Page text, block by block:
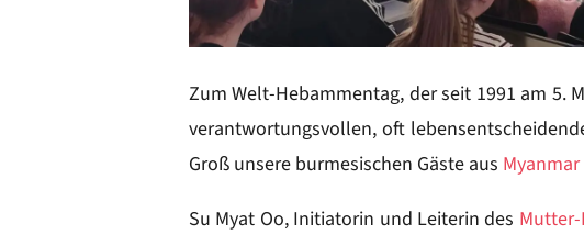
Zum Welt-Hebammentag, der seit 1991 am 5.
verantwortungsvollen, oft
Groß unsere burmesischen Gäste aus Myanmar
Su Myat Oo, Initiatorin und Leiterin des